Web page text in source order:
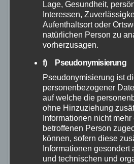
POLIZEI
Lage, Gesundheit,
Interessen,
Aufenthaltsort oder
natürlichen Person zu
vorherzusagen.
f) Pseudonymisierung
Pseudonymisierung ist
personenbezogener
auf welche die
ohne Hinzuziehung
Informationen nicht
betroffenen Person
können, sofern diese
Informationen gesondert
und technischen und